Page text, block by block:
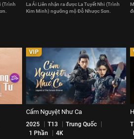
(Trình
La Ái Liên nhận ra được La Tuyết Nhi (Trình
Kim Minh) ngưỡng mộ Đỗ Nhược Sơn.
VIP
Cẩm Nguyệt Như Ca
2025 T13
Trung Quốc
1 Phần
4K